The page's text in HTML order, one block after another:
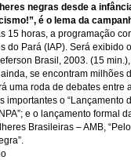
negras desde a
é o lema da
15 horas, a programação
do Pará (IAP). Será exibido
Brasil, 2003. (15
se encontram milhões
uma roda de debates entre
importantes o “Lançamento
e o lançamento formal
Brasileiras – AMB,